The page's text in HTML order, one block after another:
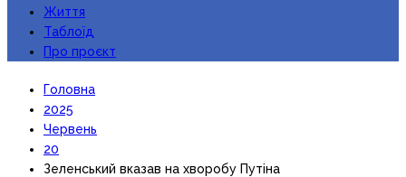
Життя
Таблоїд
Про проєкт
Головна
2025
Червень
20
Зеленський вказав на хворобу Путіна